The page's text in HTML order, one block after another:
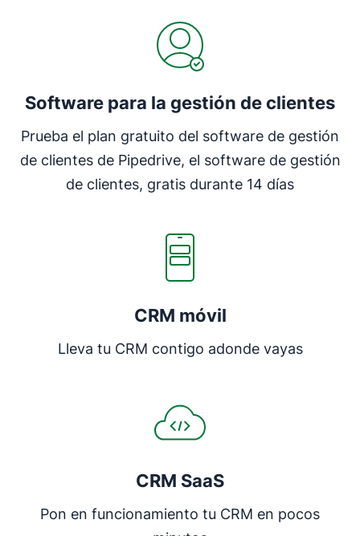
Software para la gestión de clientes
Prueba el plan gratuito del software de gestión
de clientes de Pipedrive, el software de gestión
de clientes, gratis durante 14 días
CRM móvil
Lleva tu CRM contigo adonde vayas
CRM SaaS
Pon en funcionamiento tu CRM en pocos